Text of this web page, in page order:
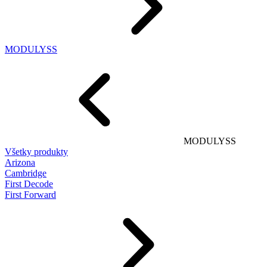
MODULYSS
MODULYSS
Všetky produkty
Arizona
Cambridge
First Decode
First Forward